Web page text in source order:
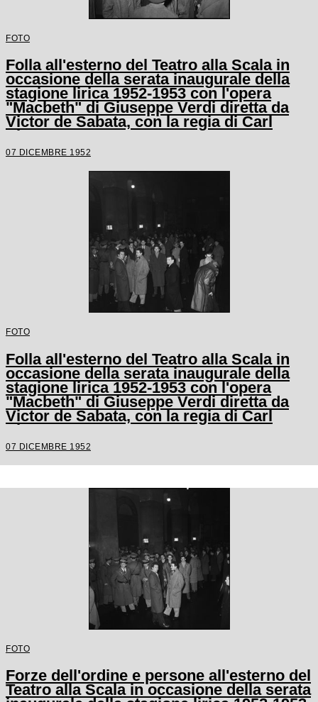
FOTO
Folla all'esterno del Teatro alla Scala in
occasione della serata inaugurale della
stagione lirica 1952-1953 con l'opera
"Macbeth" di Giuseppe Verdi diretta da
Victor de Sabata, con la regia di Carl
Ebert
07 DICEMBRE 1952
FOTO
Folla all'esterno del Teatro alla Scala in
occasione della serata inaugurale della
stagione lirica 1952-1953 con l'opera
"Macbeth" di Giuseppe Verdi diretta da
Victor de Sabata, con la regia di Carl
Ebert
07 DICEMBRE 1952
FOTO
Forze dell'ordine e persone all'esterno del
Teatro alla Scala in occasione della serata